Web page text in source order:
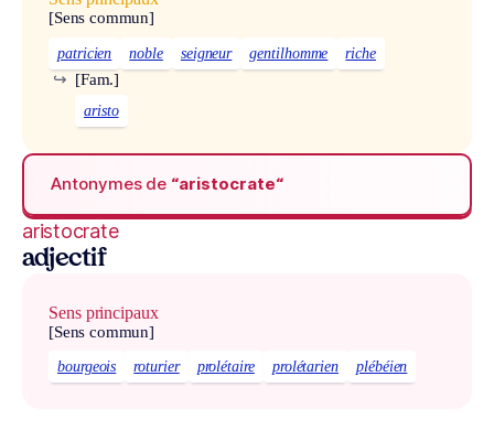
[Sens commun]
patricien noble seigneur gentilhomme riche
[Fam.]
↪
aristo
Antonymes de “aristocrate“
aristocrate
adjectif
Sens principaux
[Sens commun]
bourgeois roturier prolétaire prolétarien plébéien